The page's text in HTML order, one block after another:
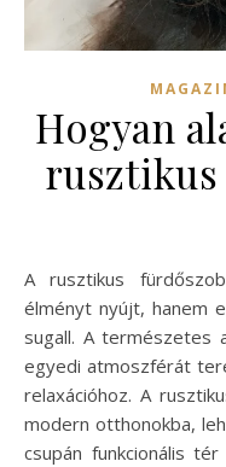
Hogyan
rusztikus
A rusztikus fürdőszoba kialakítása nemcsak esztétikai
élményt nyújt, hanem
sugall. A természetes
egyedi atmoszférát
relaxációhoz. A
modern otthonokba,
csupán funkcionális